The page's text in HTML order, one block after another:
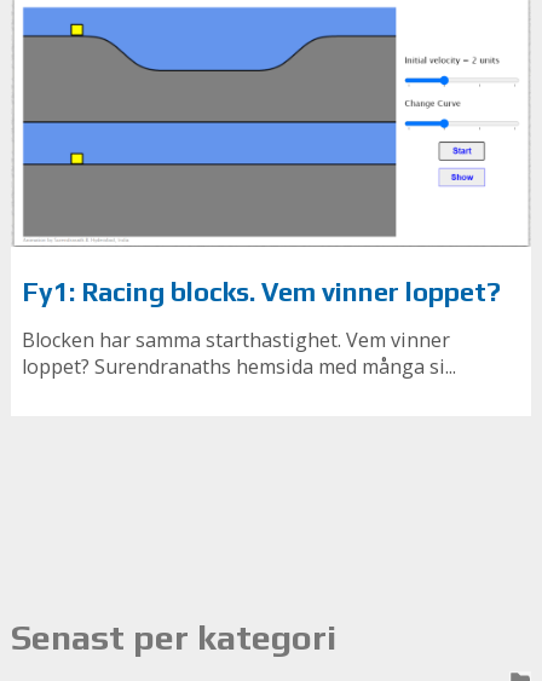
Fy1: Racing blocks. Vem vinner loppet?
Blocken har samma starthastighet. Vem vinner
loppet? Su­rendra­nat­hs hem­si­da med många si...
Senast per kategori